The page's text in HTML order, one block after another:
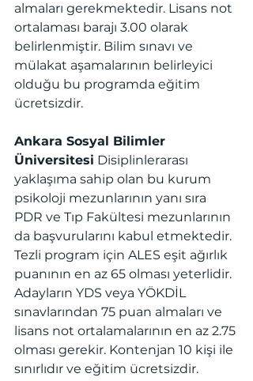
almaları gerekmektedir. Lisans not
ortalaması barajı 3.00 olarak
belirlenmiştir. Bilim sınavı ve
mülakat aşamalarının belirleyici
olduğu bu programda eğitim
ücretsizdir.
Ankara Sosyal Bilimler
Üniversitesi Disiplinlerarası
yaklaşıma sahip olan bu kurum
psikoloji mezunlarının yanı sıra
PDR ve Tıp Fakültesi mezunlarının
da başvurularını kabul etmektedir.
Tezli program için ALES eşit ağırlık
puanının en az 65 olması yeterlidir.
Adayların YDS veya YÖKDİL
sınavlarından 75 puan almaları ve
lisans not ortalamalarının en az 2.75
olması gerekir. Kontenjan 10 kişi ile
sınırlıdır ve eğitim ücretsizdir.